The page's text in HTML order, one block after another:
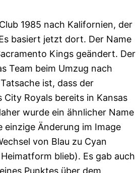
1985 nach Kalifornien, der
basiert jetzt dort. Der Name
Kings geändert. Der
Team beim Umzug nach
ist, dass der
City Royals bereits in Kansas
wurde ein ähnlicher Name
einzige Änderung im Image
von Blau zu Cyan
blieb). Es gab auch
Punktes über dem